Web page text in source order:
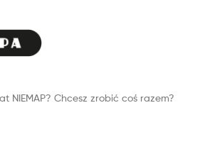
NIEMAP? Chcesz zrobić coś razem?